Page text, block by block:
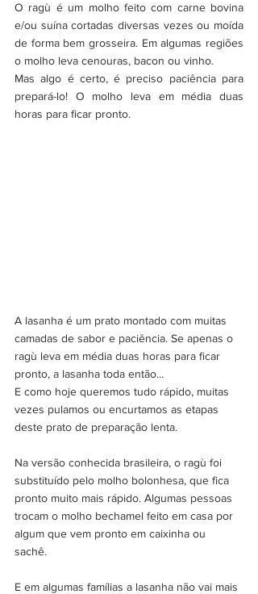
O ragù é um molho feito com carne bovina
e/ou suína cortadas diversas vezes ou moída
de forma bem grosseira. Em algumas regiões
o molho leva cenouras, bacon ou vinho.
Mas algo é certo, é preciso paciência para
prepará-lo! O molho leva em média duas
horas para ficar pronto.
A lasanha é um prato montado com muitas
camadas de sabor e paciência. Se apenas o
ragù leva em média duas horas para ficar
pronto, a lasanha toda então...
E como hoje queremos tudo rápido, muitas
vezes pulamos ou encurtamos as etapas
deste prato de preparação lenta.
Na versão conhecida brasileira, o ragù foi
substituído pelo molho bolonhesa, que fica
pronto muito mais rápido. Algumas pessoas
trocam o molho bechamel feito em casa por
algum que vem pronto em caixinha ou
sachê.
E em algumas famílias a lasanha não vai mais